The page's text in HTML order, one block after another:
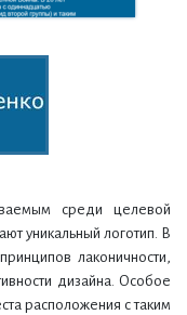
среди целевой
уникальный логотип. В
лаконичности,
дизайна. Особое
расположения с таким